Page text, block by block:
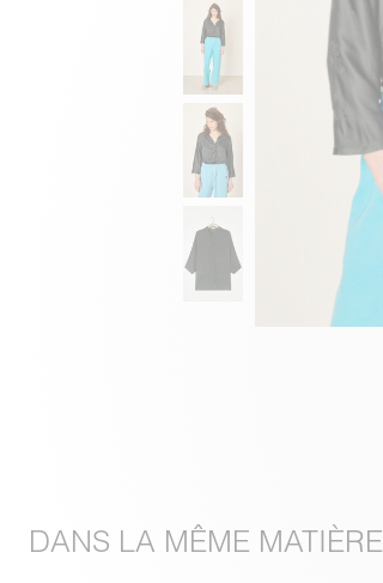
DANS LA MÊME MATIÈRE